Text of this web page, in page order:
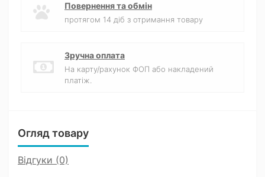
Повернення та обмін
протягом 14 діб з отримання товару
Зручна оплата
На карту/рахунок ФОП або накладений
платіж.
Огляд товару
Відгуки (0)